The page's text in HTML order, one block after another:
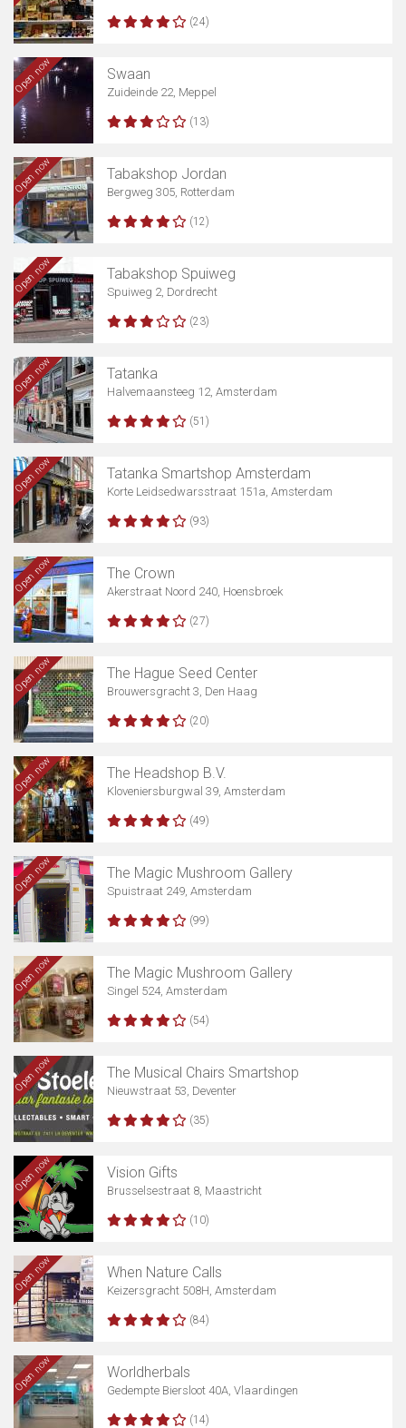
(24)
Open now Swaan
Zuideinde 22, Meppel
(13)
Open now Tabakshop Jordan
Bergweg 305, Rotterdam
(12)
Open now Tabakshop Spuiweg
Spuiweg 2, Dordrecht
(23)
Open now Tatanka
Halvemaansteeg 12, Amsterdam
(51)
Open now Tatanka Smartshop Amsterdam
Korte Leidsedwarsstraat 151a, Amsterdam
(93)
Open now The Crown
Akerstraat Noord 240, Hoensbroek
(27)
Open now The Hague Seed Center
Brouwersgracht 3, Den Haag
(20)
Open now The Headshop B.V.
Kloveniersburgwal 39, Amsterdam
(49)
Open now The Magic Mushroom Gallery
Spuistraat 249, Amsterdam
(99)
Open now The Magic Mushroom Gallery
Singel 524, Amsterdam
(54)
Open now The Musical Chairs Smartshop
Nieuwstraat 53, Deventer
(35)
Open now Vision Gifts
Brusselsestraat 8, Maastricht
(10)
Open now When Nature Calls
Keizersgracht 508H, Amsterdam
(84)
Open now Worldherbals
Gedempte Biersloot 40A, Vlaardingen
(14)